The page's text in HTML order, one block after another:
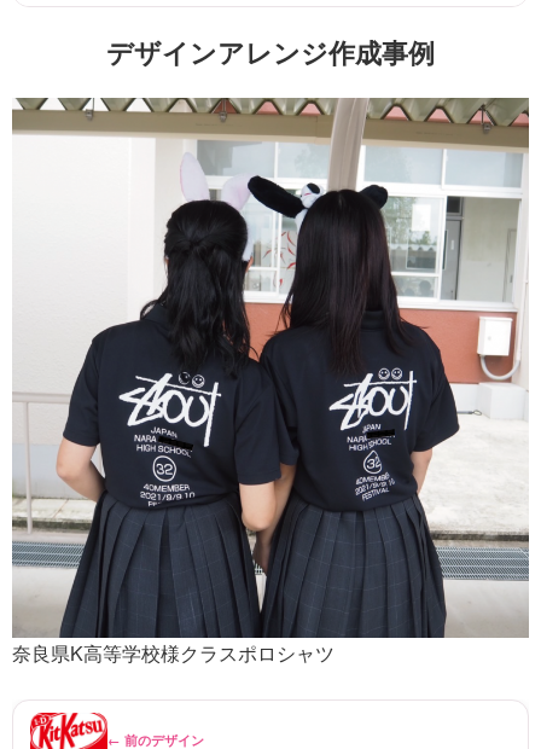
デザインアレンジ作成事例
奈良県K高等学校様クラスポロシャツ
← 前のデザイン